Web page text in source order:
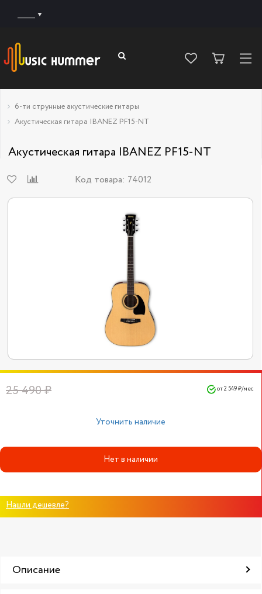
6-ти струнные акустические гитары
Акустическая гитара IBANEZ PF15-NT
Акустическая гитара IBANEZ PF15-NT
Код товара: 74012
25 490 ₽ от 2 549 ₽/мес
Уточнить наличие
Нет в наличии
Нашли дешевле?
Описание